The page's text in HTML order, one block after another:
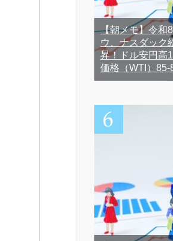
【朝メモ】令和
ウ、ナスダック
昇！ドル安円高
価格（WTI）85-